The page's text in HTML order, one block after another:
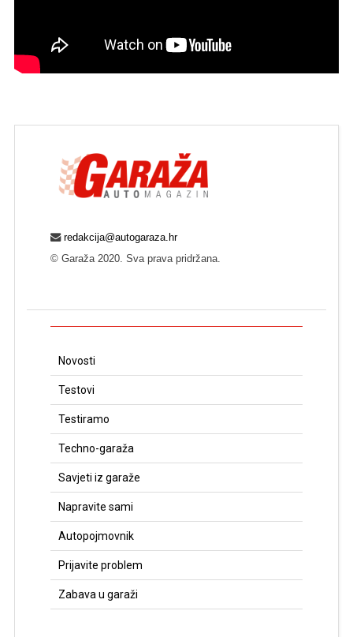
redakcija@autogaraza.hr
© Garaža 2020. Sva prava pridržana.
Novosti
Testovi
Testiramo
Techno-garaža
Savjeti iz garaže
Napravite sami
Autopojmovnik
Prijavite problem
Zabava u garaži